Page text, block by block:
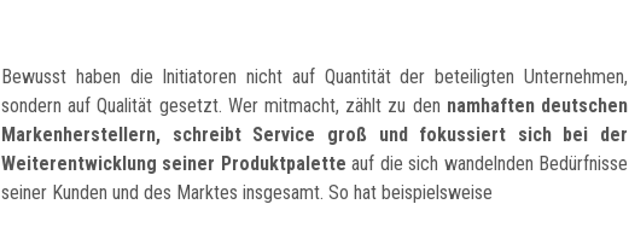
Bewusst haben die Initiatoren nicht auf Quantität der beteiligten Unternehmen,
sondern auf Qualität gesetzt. Wer mitmacht, zählt zu den namhaften deutschen
Markenherstellern, schreibt Service groß und fokussiert sich bei der
Weiterentwicklung seiner Produktpalette auf die sich wandelnden Bedürfnisse
seiner Kunden und des Marktes insgesamt. So hat beispielsweise